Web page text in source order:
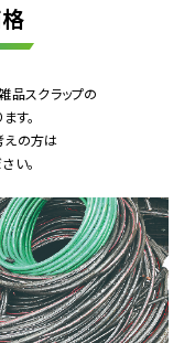
品スクラップの
す。
えの方は
い。